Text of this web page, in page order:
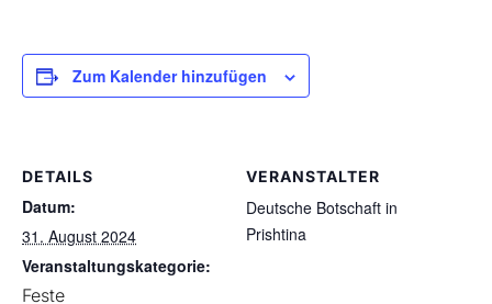
Zum Kalender hinzufügen
DETAILS
Datum:
31. August 2024
Veranstaltungskategorie:
Feste
VERANSTALTER
Deutsche Botschaft in
Prishtina